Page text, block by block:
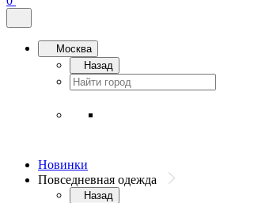
Москва
Назад
Новинки
Повседневная одежда
Назад